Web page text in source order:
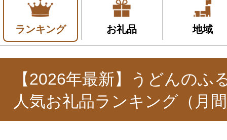
ランキング お礼品 地域
【2026年最新】うどんのふ
人気お礼品ランキング（月